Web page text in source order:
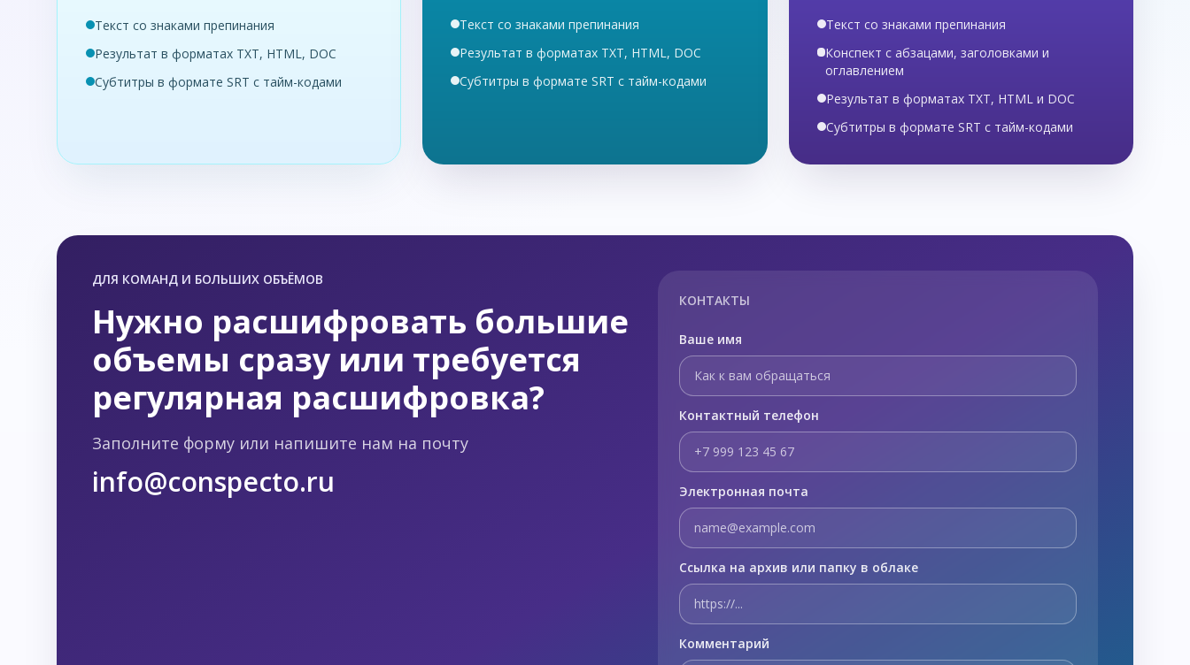
Текст со знаками препинания
Результат в форматах TXT, HTML, DOC
Субтитры в формате SRT с тайм-кодами
Текст со знаками препинания
Результат в форматах TXT, HTML, DOC
Субтитры в формате SRT с тайм-кодами
Текст со знаками препинания
Конспект с абзацами, заголовками и
оглавлением
Результат в форматах TXT, HTML и DOC
Субтитры в формате SRT с тайм-кодами
ДЛЯ КОМАНД И БОЛЬШИХ ОБЪЁМОВ
Нужно расшифровать большие
объемы сразу или требуется
регулярная расшифровка?
Заполните форму или напишите нам на почту
info@conspecto.ru
КОНТАКТЫ
Ваше имя
Контактный телефон
Электронная почта
Ссылка на архив или папку в облаке
Комментарий